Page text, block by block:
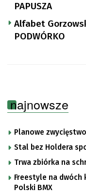
PAPUSZA
Alfabet
PODWÓRKO
najnowsze
Planowe
Stal bez Holdera
Trwa zbiórka na
Freestyle na dwóch
Polski BMX